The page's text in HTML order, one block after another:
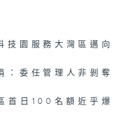
技園服務大灣區邁向
：委任管理人非剝奪
首日100名額近乎爆